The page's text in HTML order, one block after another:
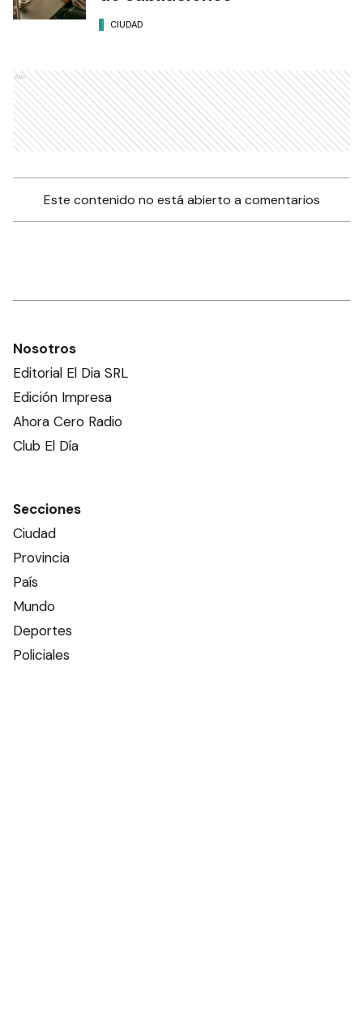
CIUDAD
Ads
Este contenido no está abierto a comentarios
Nosotros
Editorial El Dia SRL
Edición Impresa
Ahora Cero Radio
Club El Día
Secciones
Ciudad
Provincia
País
Mundo
Deportes
Policiales